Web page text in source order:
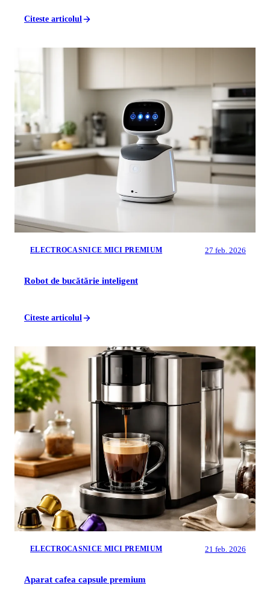
Citeste articolul
ELECTROCASNICE MICI PREMIUM 27 feb. 2026
Robot de bucătărie inteligent
Citeste articolul
ELECTROCASNICE MICI PREMIUM 21 feb. 2026
Aparat cafea capsule premium